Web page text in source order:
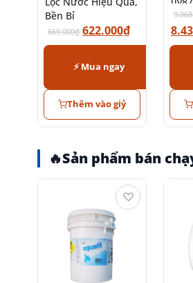
Bền Bỉ
669.000₫ 622.000₫
⚡ Mua ngay
Thêm vào giỷ
🔥Sản phẩm bán
♡